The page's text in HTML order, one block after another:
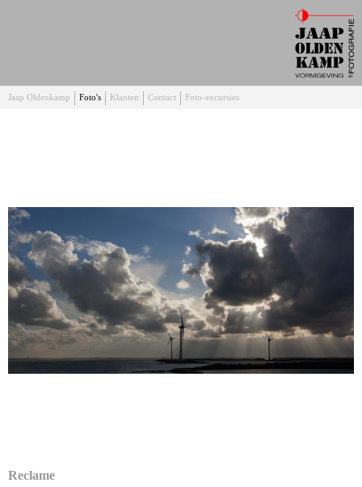
Jaap Oldenkamp Foto's Klanten Contact Foto-excursies
Reclame